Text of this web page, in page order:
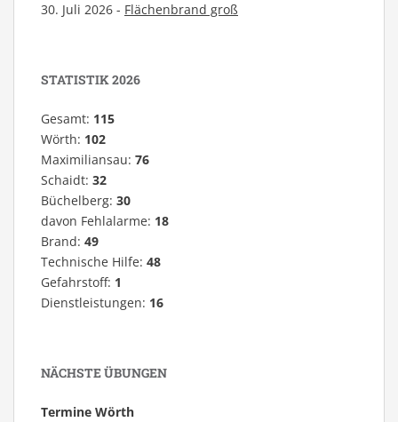
30. Juli 2026 - Flächenbrand groß
STATISTIK 2026
Gesamt: 115
Wörth: 102
Maximiliansau: 76
Schaidt: 32
Büchelberg: 30
davon Fehlalarme: 18
Brand: 49
Technische Hilfe: 48
Gefahrstoff: 1
Dienstleistungen: 16
NÄCHSTE ÜBUNGEN
Termine Wörth